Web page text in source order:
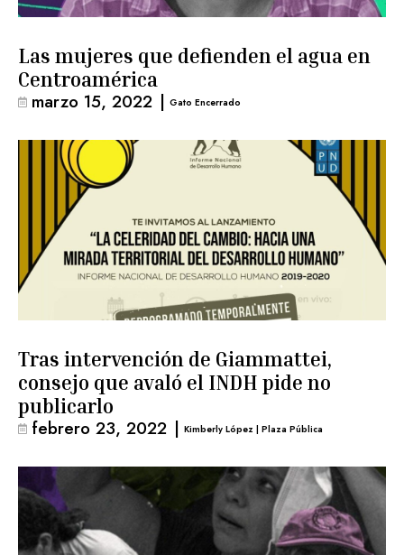
Las mujeres que defienden el agua en
Centroamérica
marzo 15, 2022 | Gato Encerrado
Tras intervención de Giammattei,
consejo que avaló el INDH pide no
publicarlo
febrero 23, 2022 | Kimberly López | Plaza Pública